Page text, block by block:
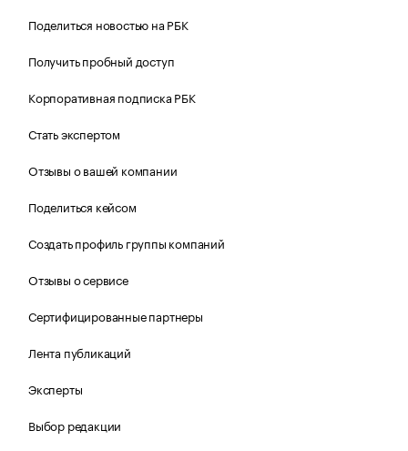
Поделиться новостью на РБК
Получить пробный доступ
Корпоративная подписка РБК
Стать экспертом
Отзывы о вашей компании
Поделиться кейсом
Создать профиль группы компаний
Отзывы о сервисе
Сертифицированные партнеры
Лента публикаций
Эксперты
Выбор редакции